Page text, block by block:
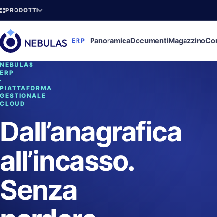
PRODOTTI
ERP PanoramicaDocumentiMagazzino
NEBULAS
ERP
·
PIATTAFORMA
GESTIONALE
CLOUD
Dall’anagrafica
all’incasso.
Senza